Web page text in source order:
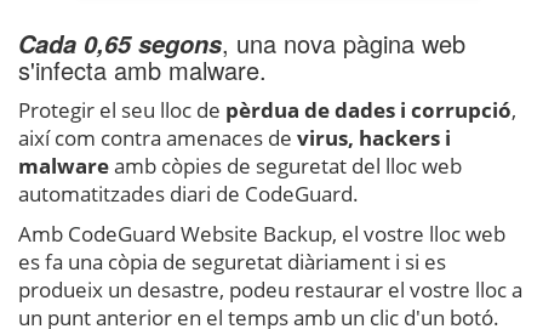
Cada 0,65 segons, una nova pàgina web
s'infecta amb malware.
Protegir el seu lloc de pèrdua de dades i corrupció,
així com contra amenaces de virus, hackers i
malwareamb còpies de seguretat del lloc web
automatitzades diari de CodeGuard.
Amb CodeGuard Website Backup, el vostre lloc web
es fa una còpia de seguretat diàriament i si es
produeix un desastre, podeu restaurar el vostre lloc a
un punt anterior en el temps amb un clic d'un botó.